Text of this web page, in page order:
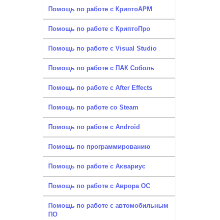
Помощь по работе с КриптоАРМ
Помощь по работе с КриптоПро
Помощь по работе с Visual Studio
Помощь по работе с ПАК Соболь
Помощь по работе с After Effects
Помощь по работе со Steam
Помощь по работе с Android
Помощь по программированию
Помощь по работе с Аквариус
Помощь по работе с Аврора ОС
Помощь по работе с автомобильным
ПО